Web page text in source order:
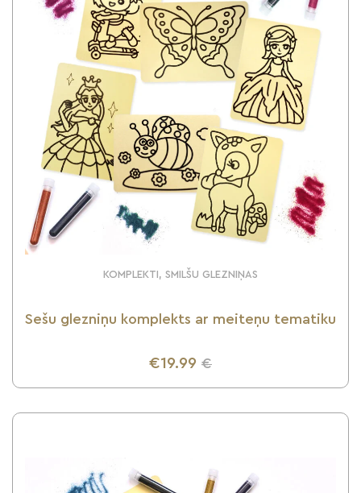
KOMPLEKTI, SMILŠU GLEZNIŅAS
Sešu glezniņu komplekts ar meiteņu tematiku
€19.99 €
UZZINI VAIRĀK